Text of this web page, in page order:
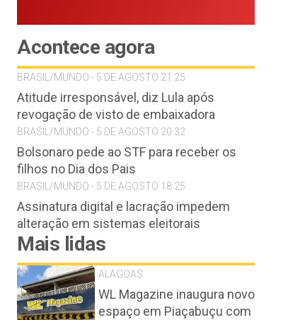
Acontece agora
BRASIL/MUNDO - 5 DE AGOSTO 21:25
Atitude irresponsável, diz Lula após
revogação de visto de embaixadora
BRASIL/MUNDO - 5 DE AGOSTO 20:32
Bolsonaro pede ao STF para receber os
filhos no Dia dos Pais
BRASIL/MUNDO - 5 DE AGOSTO 18:25
Assinatura digital e lacração impedem
alteração em sistemas eleitorais
Mais lidas
ALAGOAS
WL Magazine inaugura novo
espaço em Piaçabuçu com